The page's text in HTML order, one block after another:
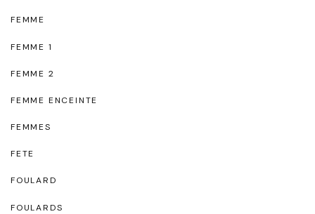
FEMME
FEMME 1
FEMME 2
FEMME ENCEINTE
FEMMES
FETE
FOULARD
FOULARDS